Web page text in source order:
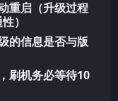
重启（升级过程
）
的信息是否与版
刷机务必等待10